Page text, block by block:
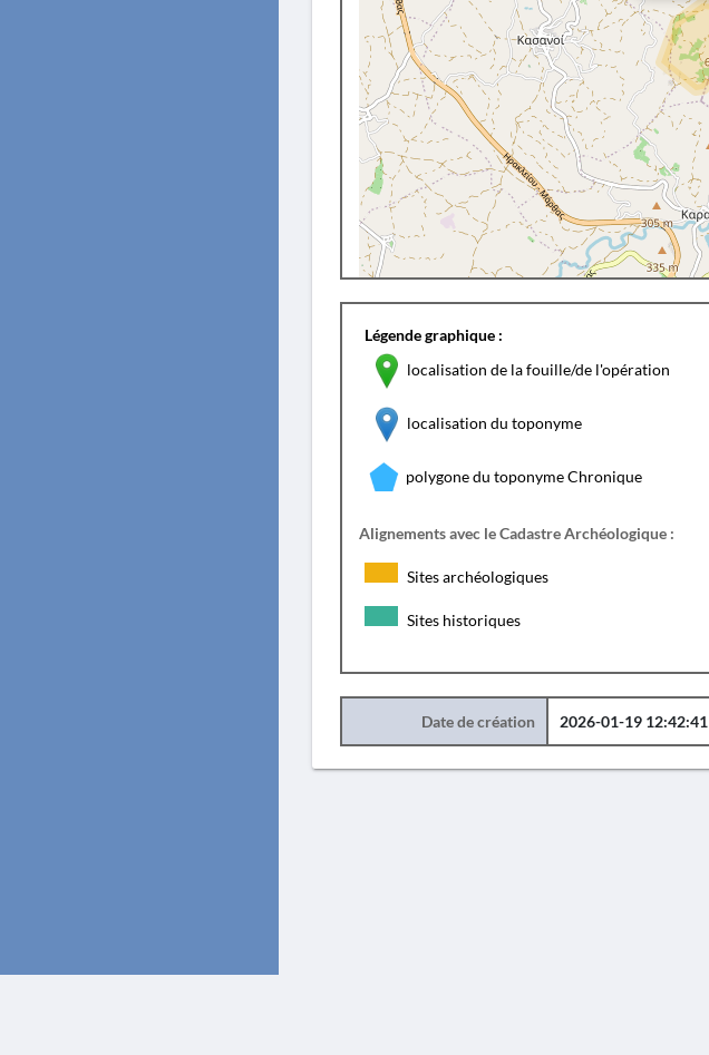
Légende graphique :
localisation de la fouille/de l'opération
localisation du toponyme
polygone du toponyme Chronique
Alignements avec le Cadastre Archéologique :
Sites archéologiques
Sites historiques
Date de création 2026-01-19 12:42:41